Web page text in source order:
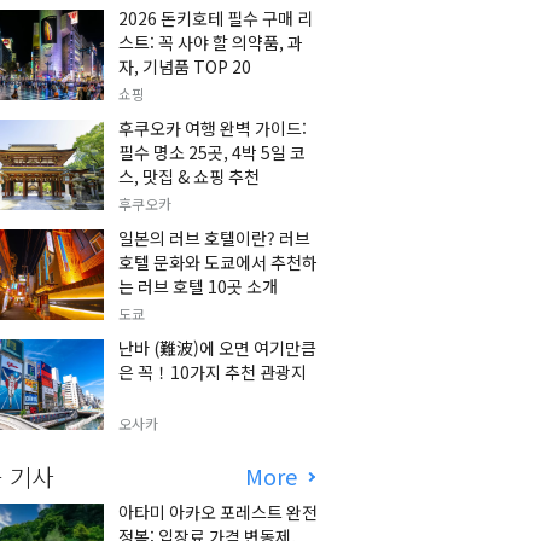
2026 돈키호테 필수 구매 리
스트: 꼭 사야 할 의약품, 과
자, 기념품 TOP 20
쇼핑
후쿠오카 여행 완벽 가이드:
필수 명소 25곳, 4박 5일 코
스, 맛집 & 쇼핑 추천
후쿠오카
일본의 러브 호텔이란? 러브
호텔 문화와 도쿄에서 추천하
는 러브 호텔 10곳 소개
도쿄
난바 (難波)에 오면 여기만큼
은 꼭！10가지 추천 관광지
오사카
기사 More
아타미 아카오 포레스트 완전
정복: 입장료 가격 변동제,